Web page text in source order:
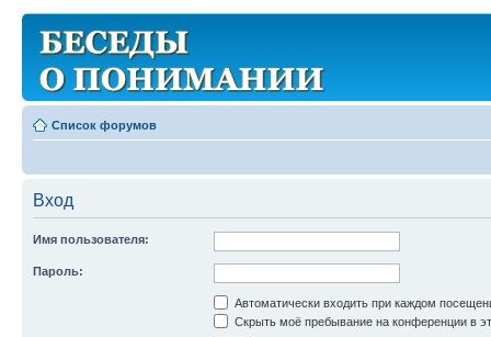
Список форумов
Вход
Имя пользователя:
Пароль:
Автоматически входить при каждом
Скрыть моё пребывание на конференции в